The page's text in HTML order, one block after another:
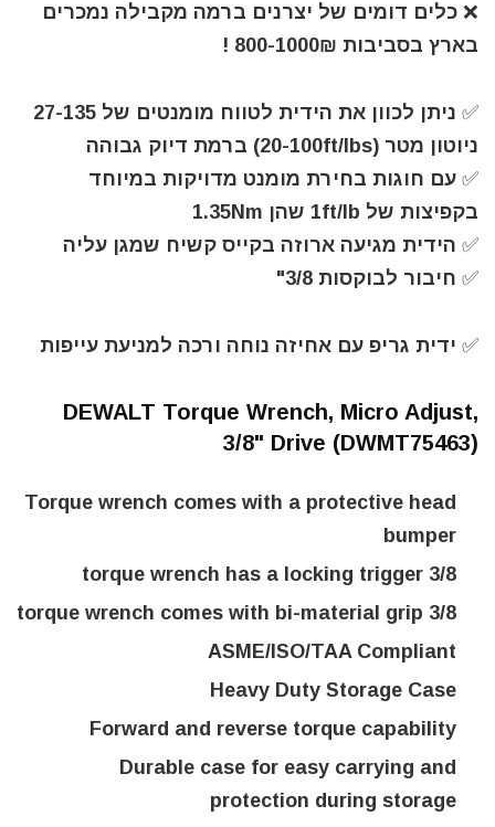
❌ כלים דומים של יצרנים ברמה מקבילה נמכרים
בארץ בסביבות 800-1000₪ !
✅ ניתן לכוון את הידית לטווח מומנטים של 27-135
ניוטון מטר (20-100ft/lbs) ברמת דיוק גבוהה
✅ עם חוגות בחירת מומנט מדויקות במיוחד
בקפיצות של 1ft/lb שהן 1.35Nm
✅ הידית מגיעה ארוזה בקייס קשיח שמגן עליה
✅ חיבור לבוקסות 3/8"
✅ ידית גריפ עם אחיזה נוחה ורכה למניעת עייפות
DEWALT Torque Wrench, Micro Adjust,
3/8" Drive (DWMT75463)
Torque wrench comes with a protective head
bumper
3/8 torque wrench has a locking trigger
3/8 torque wrench comes with bi-material grip
ASME/ISO/TAA Compliant
Heavy Duty Storage Case
Forward and reverse torque capability
Durable case for easy carrying and
protection during storage